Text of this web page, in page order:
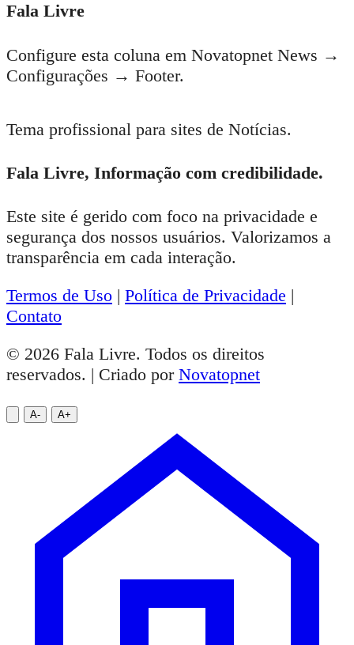
Fala Livre
Configure esta coluna em Novatopnet News →
Configurações → Footer.
Tema profissional para sites de Notícias.
Fala Livre, Informação com credibilidade.
Este site é gerido com foco na privacidade e
segurança dos nossos usuários. Valorizamos a
transparência em cada interação.
Termos de Uso | Política de Privacidade |
Contato
© 2026 Fala Livre. Todos os direitos
reservados. | Criado por Novatopnet
A- A+